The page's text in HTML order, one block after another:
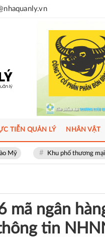
phố thương mại SOHO tại The
TIỄN QUẢN LÝ NHÂN VẬT
mã ngân
tin